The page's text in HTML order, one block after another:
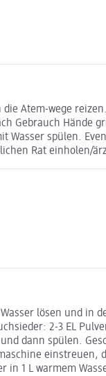
Atem-wege
Gebrauch Hände
spülen.
Rat einholen/
lösen und
2-3 EL
dann spülen.
1 L warmem